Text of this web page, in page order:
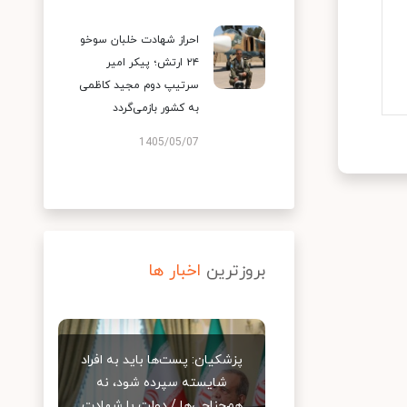
احراز شهادت خلبان سوخو
۲۴ ارتش؛ پیکر امیر
سرتیپ دوم مجید کاظمی
به کشور بازمی‌گردد
1405/05/07
بروزترین اخبار ها
پزشکیان: پست‌ها باید به افراد
شایسته سپرده شود، نه